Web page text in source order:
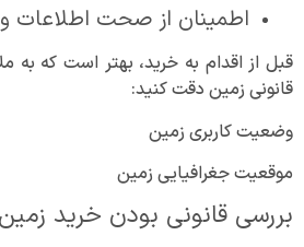
اطمینان از صحت اطلاعات
قبل از اقدام به خرید، بهتر است که
قانونی زمین دقت کنید:
وضعیت کاربری زمین
موقعیت جغرافیایی زمین
بررسی قانونی بودن خرید